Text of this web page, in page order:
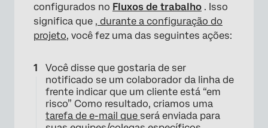
×
configurados no Fluxos de trabalho . Isso
significa que , durante a configuração do
projeto, você fez uma das seguintes ações:
Você disse que gostaria de ser
notificado se um colaborador da linha de
frente indicar que um cliente está “em
risco” Como resultado, criamos uma
tarefa de e-mail que será enviada para